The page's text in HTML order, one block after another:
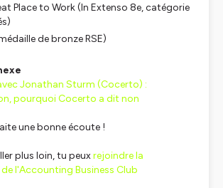
Place to Work (In Extenso 8e, catégorie
de bronze RSE)
Jonathan Sturm (Cocerto) :
pourquoi Cocerto a dit non
une bonne écoute !
plus loin, tu peuxrejoindre la
l'Accounting Business Club